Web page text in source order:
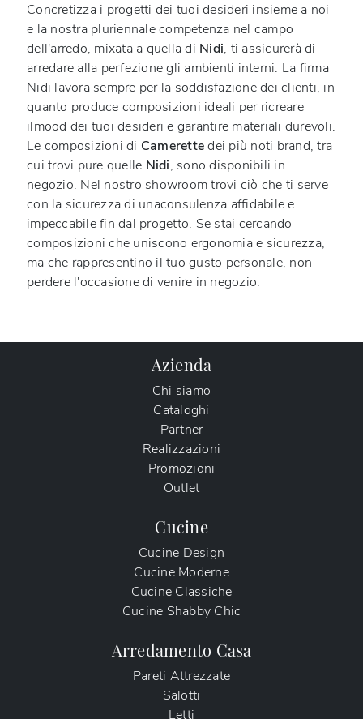
Concretizza i progetti dei tuoi desideri insieme a noi
e la nostra pluriennale competenza nel campo
dell'arredo, mixata a quella di Nidi, ti assicurerà di
arredare alla perfezione gli ambienti interni. La firma
Nidi lavora sempre per la soddisfazione dei clienti, in
quanto produce composizioni ideali per ricreare
ilmood dei tuoi desideri e garantire materiali durevoli.
Le composizioni di Camerettedei più noti brand, tra
cui trovi pure quelle Nidi, sono disponibili in
negozio. Nel nostro showroom trovi ciò che ti serve
con la sicurezza di unaconsulenza affidabile e
impeccabile fin dal progetto. Se stai cercando
composizioni che uniscono ergonomia e sicurezza,
ma che rappresentino il tuo gusto personale, non
perdere l'occasione di venire in negozio.
Azienda
Chi siamo
Cataloghi
Partner
Realizzazioni
Promozioni
Outlet
Cucine
Cucine Design
Cucine Moderne
Cucine Classiche
Cucine Shabby Chic
Arredamento Casa
Pareti Attrezzate
Salotti
Letti